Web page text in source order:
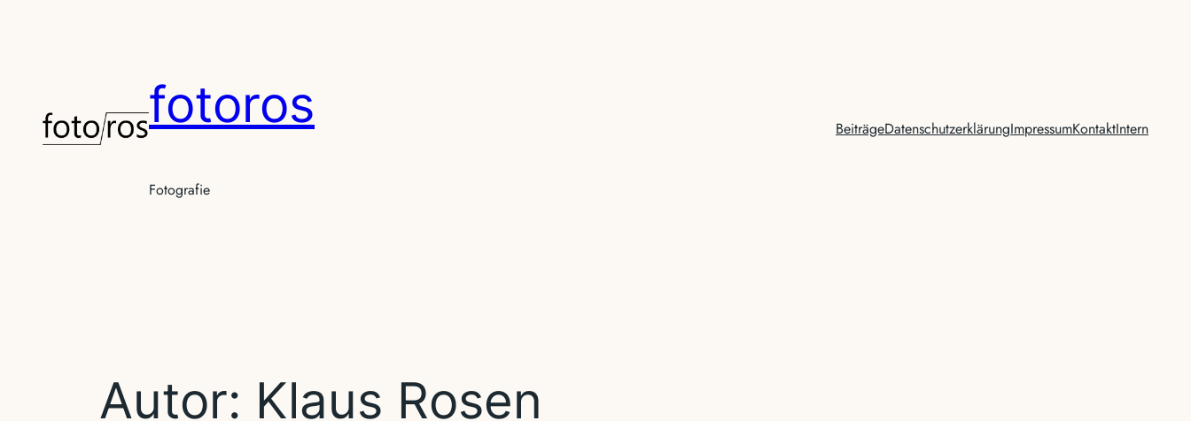
fotoros
Fotografie
BeiträgeDatenschutzerklärungImpressumKontaktIntern
Autor: Klaus Rosen